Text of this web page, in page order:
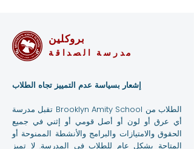
بروكلين
مدرسة الصداقة
إشعار بسياسة عدم التمييز تجاه الطلاب
تقبل مدرسة Brooklyn Amity School الطلاب من
أي عرق أو لون أو أصل قومي أو إثني في جميع
الحقوق والامتيازات والبرامج والأنشطة الممنوحة أو
المتاحة بشكل عام للطلاب في المدرسة. لا تميز